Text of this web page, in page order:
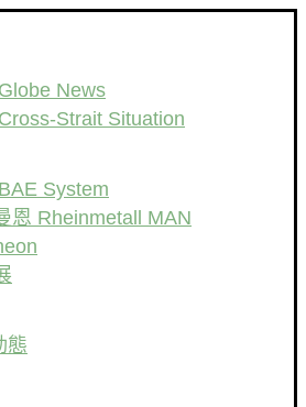
News
Strait Situation
System
恩 Rheinmetall MAN
態